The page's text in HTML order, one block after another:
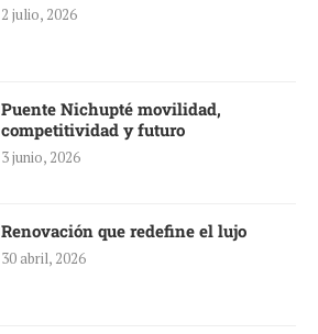
2 julio, 2026
Puente Nichupté movilidad,
competitividad y futuro
3 junio, 2026
Renovación que redefine el lujo
30 abril, 2026